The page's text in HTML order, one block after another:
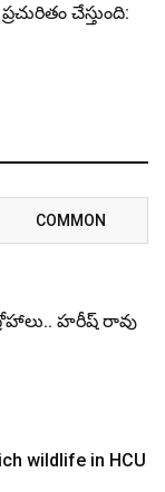
చేస్తుంది:
COMMON
హరీష్ రావు
wildlife in HCU